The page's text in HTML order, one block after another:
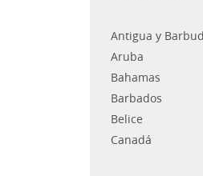
Antigua y
Aruba
Bahamas
Barbados
Belice
Canadá